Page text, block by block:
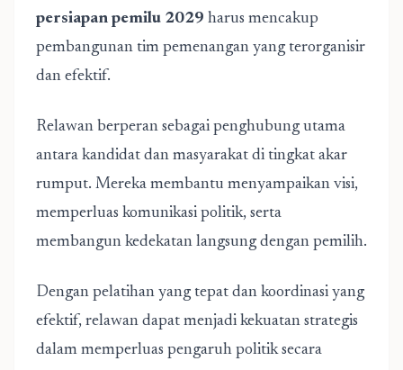
persiapan pemilu 2029 harus mencakup
pembangunan tim pemenangan yang terorganisir
dan efektif.
Relawan berperan sebagai penghubung utama
antara kandidat dan masyarakat di tingkat akar
rumput. Mereka membantu menyampaikan visi,
memperluas komunikasi politik, serta
membangun kedekatan langsung dengan pemilih.
Dengan pelatihan yang tepat dan koordinasi yang
efektif, relawan dapat menjadi kekuatan strategis
dalam memperluas pengaruh politik secara